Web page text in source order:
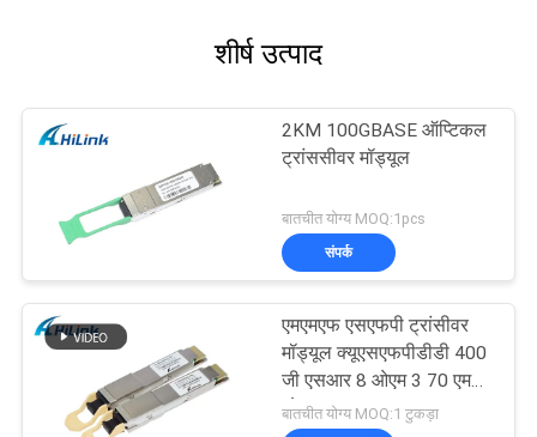
शीर्ष उत्पाद
2KM 100GBASE ऑप्टिकल
ट्रांससीवर मॉड्यूल
बातचीत योग्य MOQ:1pcs
संपर्क
एमएमएफ एसएफपी ट्रांसीवर
मॉड्यूल क्यूएसएफपीडीडी 400
जी एसआर 8 ओएम 3 70 एम
ओएम 4 100 एम
बातचीत योग्य MOQ:1 टुकड़ा